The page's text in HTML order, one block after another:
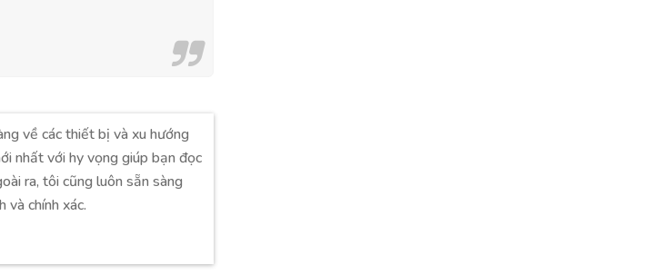
về các thiết bị và xu hướng
nhất với hy vọng giúp bạn đọc
ra, tôi cũng luôn sẵn sàng
chính xác.